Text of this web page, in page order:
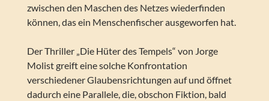
zwischen den Maschen des Netzes wiederfinden
können, das ein Menschenfischer ausgeworfen hat.
Der Thriller „Die Hüter des Tempels“ von Jorge
Molist greift eine solche Konfrontation
verschiedener Glaubensrichtungen auf und öffnet
dadurch eine Parallele, die, obschon Fiktion, bald